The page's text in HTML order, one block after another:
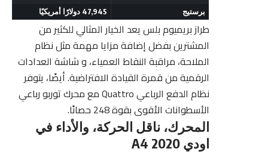
برستيج
47,945 دولارًا أمريكيًا
طراز بريميوم بلس يعد الخيار المثالي للكثير من
المشترين بفضل إضافة مزايا مهمة مثل نظام
الملاحة، مراقبة النقاط العمياء، و شاشة العدادات
الرقمية من قمرة القيادة الافتراضية. أيضًا، يتوفر
نظام الدفع الرباعي Quattro مع محرك توربو رباعي
الأسطوانات الأقوى بقوة 248 حصانًا.
المحرك، ناقل الحركة، والأداء في
اودي A4 2020